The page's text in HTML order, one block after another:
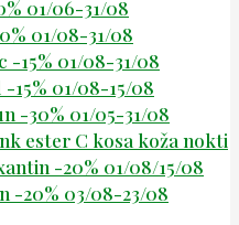
01/06-31/08
01/08-31/08
-15% 01/08-31/08
15% 01/08-15/08
-30% 01/05-31/08
ester C kosa koža nokti
-20% 01/08/15/08
-20% 03/08-23/08